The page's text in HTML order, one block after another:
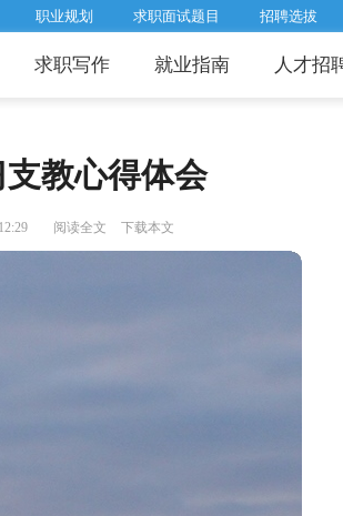
职业规划 求职面试题目 招聘选拔
求职写作 就业指南 人才招
教心得体会
阅读全文 下载本文